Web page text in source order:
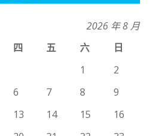
2026 年 8 月
四 五 六
日
1
2
6 7 8
9
13 14 15
16